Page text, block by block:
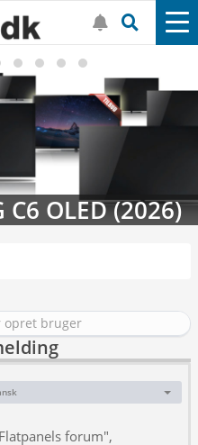
OLED (2026)
bruger
forum",